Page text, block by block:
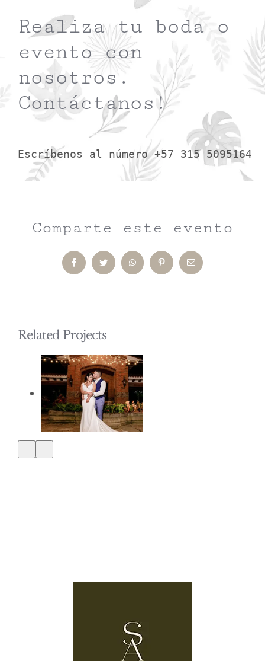
Realiza tu boda o
evento con
nosotros.
Contáctanos!
Escríbenos al número +57 315 5095164
Comparte este evento
FacebookTwitter WhatsAppPinterestEmail
Related Projects